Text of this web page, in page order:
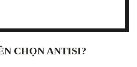
CHỌN ANTISI?